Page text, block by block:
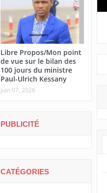
Libre Propos/Mon point
de vue sur le bilan des
100 jours du ministre
Paul-Ulrich Kessany
juin 07, 2026
PUBLICITÉ
CATÉGORIES